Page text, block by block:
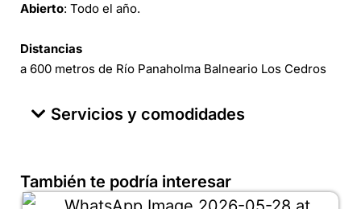
Abierto: Todo el año.
Distancias
a 600 metros de Río Panaholma Balneario Los Cedros
Servicios y comodidades
También te podría interesar